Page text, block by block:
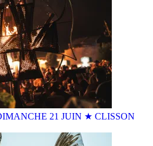
21 JUIN ★ CLISSON